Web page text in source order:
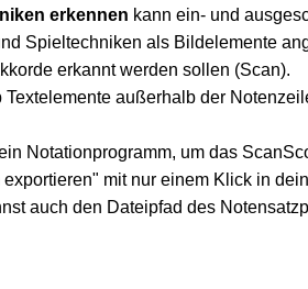
erkennen kann ein- und
Spieltechniken als Bildelemente
erkannt werden sollen (Scan).
Textelemente außerhalb der
Notationprogramm, um das
mit nur einem Klick in
auch den Dateipfad des